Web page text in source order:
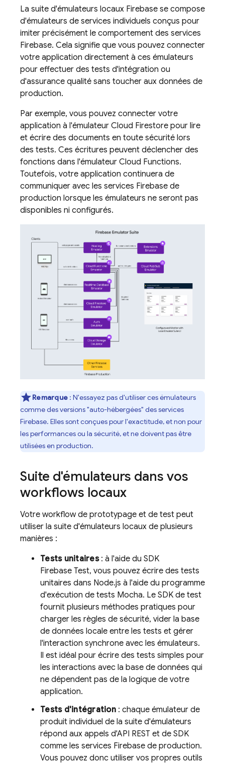
La suite d'émulateurs locaux Firebase se compose
d'émulateurs de services individuels conçus pour
imiter précisément le comportement des services
Firebase. Cela signifie que vous pouvez connecter
votre application directement à ces émulateurs
pour effectuer des tests d'intégration ou
d'assurance qualité sans toucher aux données de
production.
Par exemple, vous pouvez connecter votre
application à l'émulateur Cloud Firestore pour lire
et écrire des documents en toute sécurité lors
des tests. Ces écritures peuvent déclencher des
fonctions dans l'émulateur Cloud Functions.
Toutefois, votre application continuera de
communiquer avec les services Firebase de
production lorsque les émulateurs ne seront pas
disponibles ni configurés.
Remarque : N'essayez pas d'utiliser ces émulateurs
comme des versions "auto-hébergées" des services
Firebase. Elles sont conçues pour l'exactitude, et non pour
les performances ou la sécurité, et ne doivent pas être
utilisées en production.
Suite d'émulateurs dans vos
workflows locaux
Votre workflow de prototypage et de test peut
utiliser la suite d'émulateurs locaux de plusieurs
manières :
Tests unitaires: à l'aide du SDK
Firebase Test, vous pouvez écrire des tests
unitaires dans Node.js à l'aide du programme
d'exécution de tests Mocha. Le SDK de test
fournit plusieurs méthodes pratiques pour
charger les règles de sécurité, vider la base
de données locale entre les tests et gérer
l'interaction synchrone avec les émulateurs.
Il est idéal pour écrire des tests simples pour
les interactions avec la base de données qui
ne dépendent pas de la logique de votre
application.
Tests d'intégration: chaque émulateur de
produit individuel de la suite d'émulateurs
répond aux appels d'API REST et de SDK
comme les services Firebase de production.
Vous pouvez donc utiliser vos propres outils